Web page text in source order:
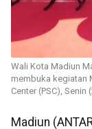
Wali Kota Madiun
membuka kegiatan
Center (PSC),
Madiun